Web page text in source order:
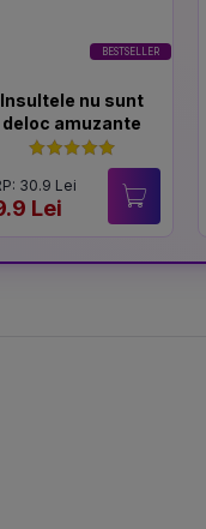
BESTSELLER
Insultele nu sunt
deloc amuzante
30.9 Lei
Lei